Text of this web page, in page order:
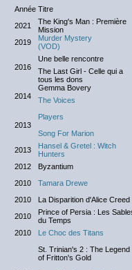
Année Titre
2021
The King's Man : Première
Mission
2019
Murder Mystery
(VOD)
2016
Une belle rencontre
The Last Girl - Celle qui a
tous les dons
2014
Gemma Bovery
The Voices
2013
Players
Song For Marion
2013
Hansel & Gretel : Witch
Hunters
2012
Byzantium
2010
Tamara Drewe
2010
La Disparition d'Alice Creed
2010
Prince of Persia : Les
du Temps
2010
Le Choc des Titans
St. Trinian's 2 : The Legend
of Fritton's Gold